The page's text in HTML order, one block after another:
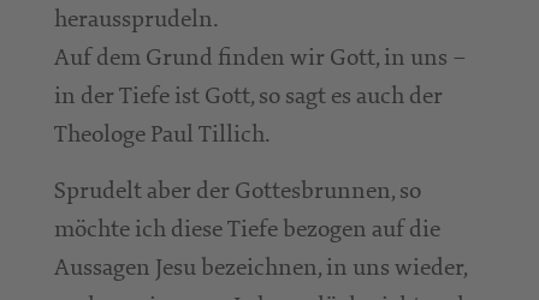
heraussprudeln.
Auf dem Grund finden wir Gott, in uns –
in der Tiefe ist Gott, so sagt es auch der
Theologe Paul Tillich.
Sprudelt aber der Gottesbrunnen, so
möchte ich diese Tiefe bezogen auf die
Aussagen Jesu bezeichnen, in uns wieder,